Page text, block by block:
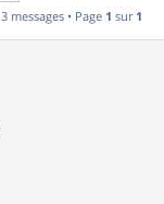
3 messages • Page 1 sur 1